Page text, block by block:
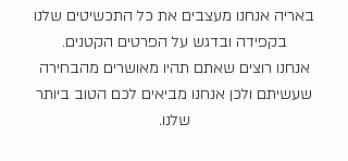
באריה אנחנו מעצבים את כל התכשיטים שלנו
בקפידה ובדגש על הפרטים הקטנים.
אנחנו רוצים שאתם תהיו מאושרים מהבחירה
שעשיתם ולכן אנחנו מביאים לכם הטוב ביותר
שלנו.